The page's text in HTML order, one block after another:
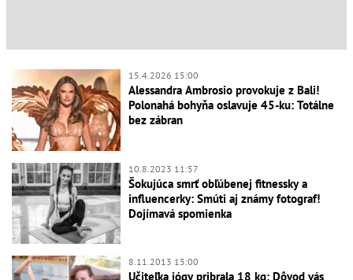
15.4.2026 15:00
Alessandra Ambrosio provokuje z Bali!
Polonahá bohyňa oslavuje 45-ku: Totálne
bez zábran
10.8.2023 11:57
Šokujúca smrť obľúbenej fitnessky a
influencerky: Smúti aj známy fotograf!
Dojímavá spomienka
8.11.2013 15:00
Učiteľka jógy pribrala 18 kg: Dôvod vás